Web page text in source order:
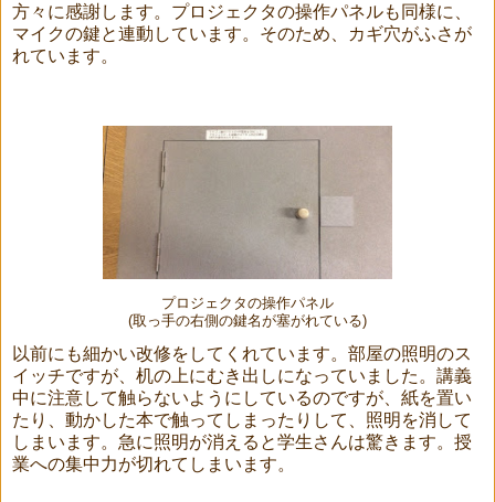
方々に感謝します。プロジェクタの操作パネルも同様に、
マイクの鍵と連動しています。そのため、カギ穴がふさが
れています。
プロジェクタの操作パネル
(取っ手の右側の鍵名が塞がれている)
以前にも細かい改修をしてくれています。部屋の照明のス
イッチですが、机の上にむき出しになっていました。講義
中に注意して触らないようにしているのですが、紙を置い
たり、動かした本で触ってしまったりして、照明を消して
しまいます。急に照明が消えると学生さんは驚きます。授
業への集中力が切れてしまいます。